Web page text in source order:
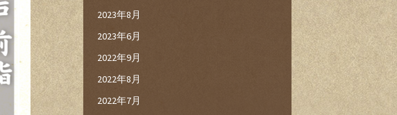
2023年8月
2023年6月
2022年9月
2022年8月
2022年7月